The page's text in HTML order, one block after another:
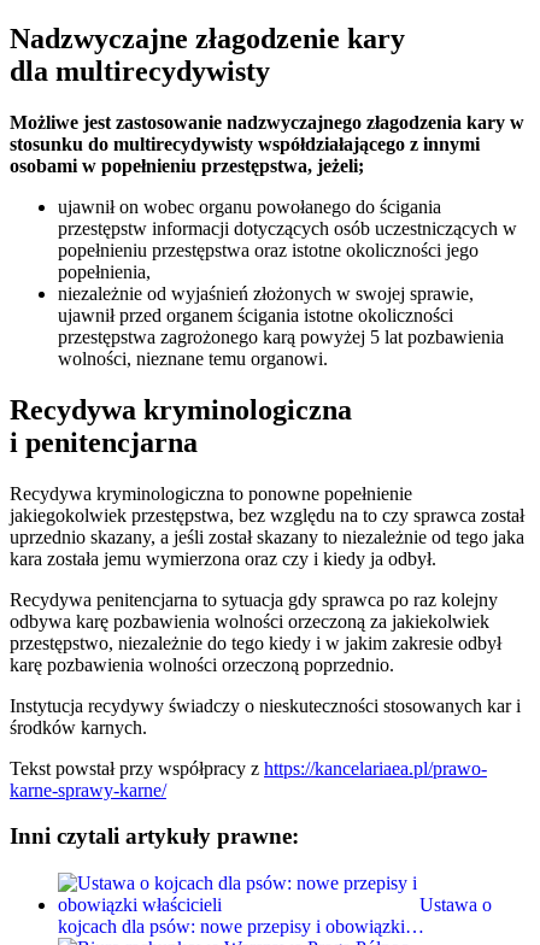
Nadzwyczajne złagodzenie kary
dla multirecydywisty
Możliwe jest zastosowanie nadzwyczajnego złagodzenia kary w
stosunku do multirecydywisty współdziałającego z innymi
osobami w popełnieniu przestępstwa, jeżeli;
ujawnił on wobec organu powołanego do ścigania
przestępstw informacji dotyczących osób uczestniczących w
popełnieniu przestępstwa oraz istotne okoliczności jego
popełnienia,
niezależnie od wyjaśnień złożonych w swojej sprawie,
ujawnił przed organem ścigania istotne okoliczności
przestępstwa zagrożonego karą powyżej 5 lat pozbawienia
wolności, nieznane temu organowi.
Recydywa kryminologiczna
i penitencjarna
Recydywa kryminologiczna to ponowne popełnienie
jakiegokolwiek przestępstwa, bez względu na to czy sprawca został
uprzednio skazany, a jeśli został skazany to niezależnie od tego jaka
kara została jemu wymierzona oraz czy i kiedy ja odbył.
Recydywa penitencjarna to sytuacja gdy sprawca po raz kolejny
odbywa karę pozbawienia wolności orzeczoną za jakiekolwiek
przestępstwo, niezależnie do tego kiedy i w jakim zakresie odbył
karę pozbawienia wolności orzeczoną poprzednio.
Instytucja recydywy świadczy o nieskuteczności stosowanych kar i
środków karnych.
Tekst powstał przy współpracy z https://kancelariaea.pl/prawo-
karne-sprawy-karne/
Inni czytali artykuły prawne:
Ustawa o
kojcach dla psów: nowe przepisy i obowiązki…